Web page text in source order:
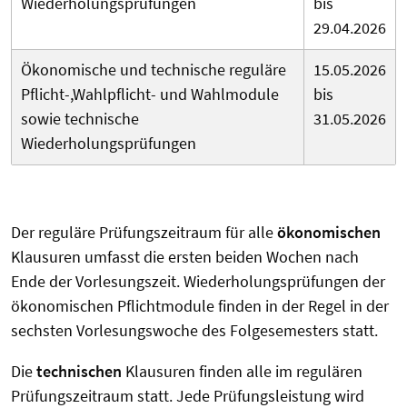
29.04.2026
Ökonomische und technische reguläre
Pflicht-,Wahlpflicht- und Wahlmodule
sowie technische
Wiederholungsprüfungen
15.05.2026
bis
31.05.2026
Der reguläre Prüfungszeitraum für alleökonomischen
Klausuren umfasst die ersten beiden Wochen nach
Ende der Vorlesungszeit. Wiederholungsprüfungen der
ökonomischen Pflichtmodule finden in der Regel in der
sechsten Vorlesungswoche des Folgesemesters statt.
Dietechnischen Klausuren finden alle im regulären
Prüfungszeitraum statt. Jede Prüfungsleistung wird